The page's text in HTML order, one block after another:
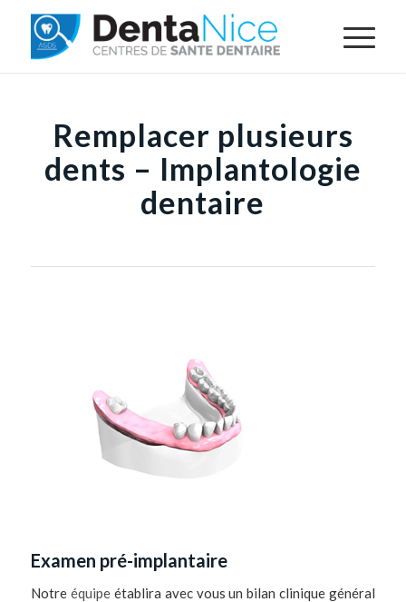
Remplacer plusieurs
dents – Implantologie
dentaire
Examen pré-implantaire
Notre équipeétablira avec vous un bilan clinique général